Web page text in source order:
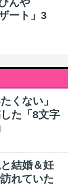
んや
ート」3
くない」
た「8文字
結婚＆妊
れていた